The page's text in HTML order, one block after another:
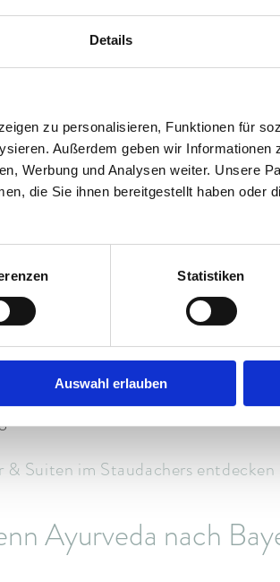
Details
zu personalisieren, Funktionen für
Außerdem geben wir Informationen
Werbung und Analysen weiter. Unsere
die Sie ihnen bereitgestellt haben oder
Statistiken
Auswahl erlauben
BAYURVIDA und die Ruhe
Leise. Natürlich. Staudachers
Heilkunst. Für ein
Wo der Alltag
schon ein Stück weiter weg vom
niemand fragt, was als Nächstes
Kein Programm. Kein Plan.
Und dieser Moment, in dem der
& Suiten im Staudachers entdecken
Ayurveda nach